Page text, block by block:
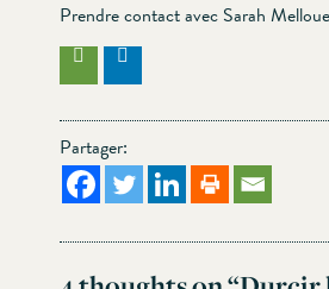
Prendre contact avec Sarah
Partager: